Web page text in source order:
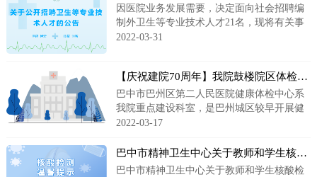
因医院业务发展需要，决定面向社会招聘编
制外卫生等专业技术人才21名，现将有关事
项公告如下：
2022-03-31
【庆祝建院70周年】我院鼓楼院区体检门诊正式开业
巴中市巴州区第二人民医院健康体检中心系
我院重点建设科室，是巴州城区较早开展健
康体检的单位之一，多年来承接公务员、企
2022-03-17
巴中市精神卫生中心关于教师和学生核酸检测的温馨提示
巴中市精神卫生中心关于教师和学生核酸检